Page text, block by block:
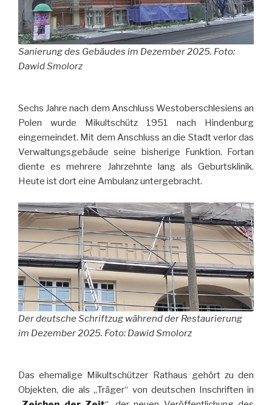
Sanierung des Gebäudes im Dezember 2025. Foto:
Dawid Smolorz
Sechs Jahre nach dem Anschluss Westoberschlesiens an
Polen wurde Mikultschütz 1951 nach Hindenburg
eingemeindet. Mit dem Anschluss an die Stadt verlor das
Verwaltungsgebäude seine bisherige Funktion. Fortan
diente es mehrere Jahrzehnte lang als Geburtsklinik.
Heute ist dort eine Ambulanz untergebracht.
Der deutsche Schriftzug während der Restaurierung
im Dezember 2025. Foto: Dawid Smolorz
Das ehemalige Mikultschützer Rathaus gehört zu den
Objekten, die als „Träger“ von deutschen Inschriften in